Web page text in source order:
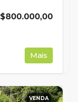
Mais
VENDA